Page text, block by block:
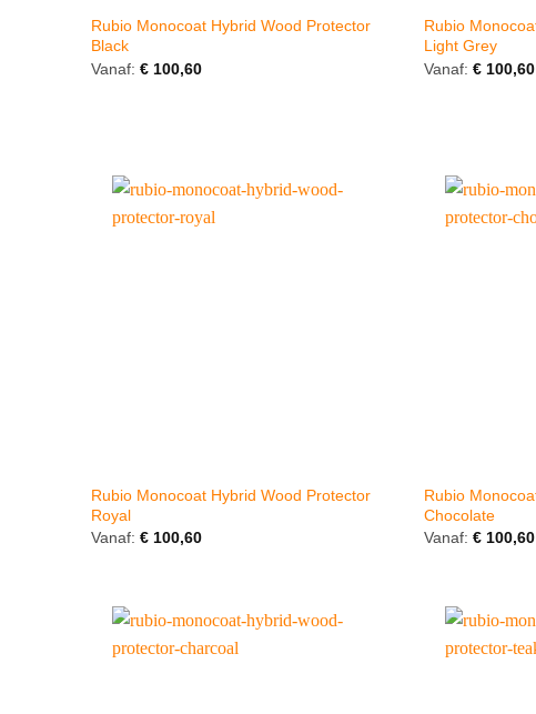
Rubio Monocoat Hybrid Wood Protector
Black
Vanaf: €100,60
Rubio
Light Grey
Vanaf: €100,60
Rubio Monocoat Hybrid Wood Protector
Royal
Vanaf: €100,60
Rubio
Chocolate
Vanaf: €100,60